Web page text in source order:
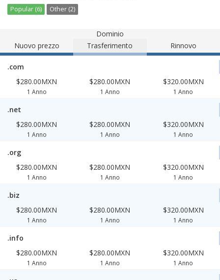
Popular (6) Other (2)
Dominio
Nuovo prezzo
Trasferimento Rinnovo
.com
$280.00MXN
1 Anno
$280.00MXN
1 Anno
$320.00MXN
1 Anno
.net
$280.00MXN
1 Anno
$280.00MXN
1 Anno
$320.00MXN
1 Anno
.org
$280.00MXN
1 Anno
$280.00MXN
1 Anno
$320.00MXN
1 Anno
.biz
$280.00MXN
1 Anno
$280.00MXN
1 Anno
$320.00MXN
1 Anno
.info
$280.00MXN
1 Anno
$280.00MXN
1 Anno
$320.00MXN
1 Anno